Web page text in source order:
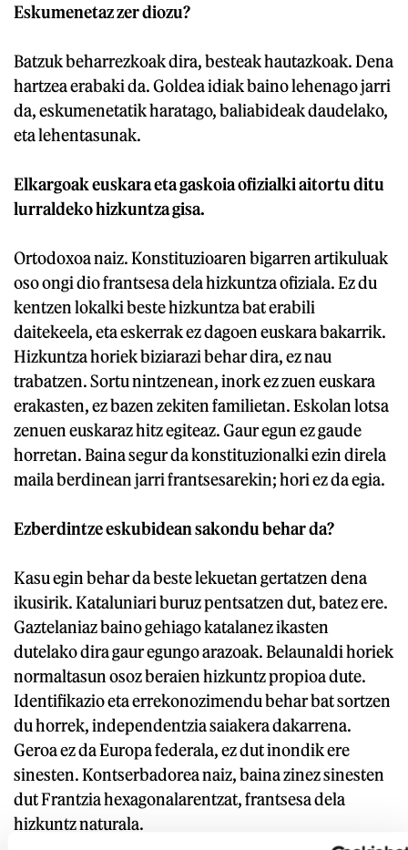
Eskumenetaz zer diozu?
Batzuk beharrezkoak dira, besteak hautazkoak. Dena
hartzea erabaki da. Goldea idiak baino lehenago jarri
da, eskumenetatik haratago, baliabideak daudelako,
eta lehentasunak.
Elkargoak euskara eta gaskoia ofizialki aitortu ditu
lurraldeko hizkuntza gisa.
Ortodoxoa naiz. Konstituzioaren bigarren artikuluak
oso ongi dio frantsesa dela hizkuntza ofiziala. Ez du
kentzen lokalki beste hizkuntza bat erabili
daitekeela, eta eskerrak ez dagoen euskara bakarrik.
Hizkuntza horiek biziarazi behar dira, ez nau
trabatzen. Sortu nintzenean, inork ez zuen euskara
erakasten, ez bazen zekiten familietan. Eskolan lotsa
zenuen euskaraz hitz egiteaz. Gaur egun ez gaude
horretan. Baina segur da konstituzionalki ezin direla
maila berdinean jarri frantsesarekin; hori ez da egia.
Ezberdintze eskubidean sakondu behar da?
Kasu egin behar da beste lekuetan gertatzen dena
ikusirik. Kataluniari buruz pentsatzen dut, batez ere.
Gaztelaniaz baino gehiago katalanez ikasten
dutelako dira gaur egungo arazoak. Belaunaldi horiek
normaltasun osoz beraien hizkuntz propioa dute.
Identifikazio eta errekonozimendu behar bat sortzen
du horrek, independentzia saiakera dakarrena.
Geroa ez da Europa federala, ez dut inondik ere
sinesten. Kontserbadorea naiz, baina zinez sinesten
dut Frantzia hexagonalarentzat, frantsesa dela
hizkuntz naturala.